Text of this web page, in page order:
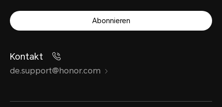
Abonnieren
Kontakt
de.support@honor.com